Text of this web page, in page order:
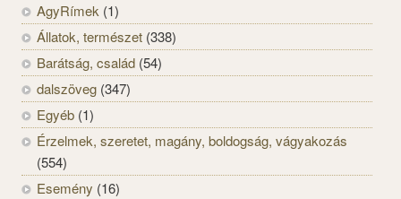
AgyRímek (1)
Állatok, természet (338)
Barátság, család (54)
dalszöveg (347)
Egyéb (1)
Érzelmek, szeretet, magány, boldogság, vágyakozás
(554)
Esemény (16)